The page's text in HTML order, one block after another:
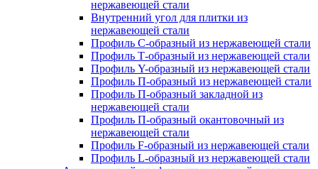
нержавеющей стали
Внутренний угол для плитки из
нержавеющей стали
Профиль C-образный из нержавеющей стали
Профиль Т-образный из нержавеющей стали
Профиль Y-образный из нержавеющей стали
Профиль П-образный из нержавеющей стали
Профиль П-образный закладной из
нержавеющей стали
Профиль П-образный окантовочный из
нержавеющей стали
Профиль F-образный из нержавеющей стали
Профиль L-образный из нержавеющей стали